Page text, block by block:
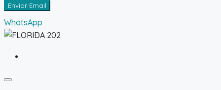
Enviar Email
WhatsApp